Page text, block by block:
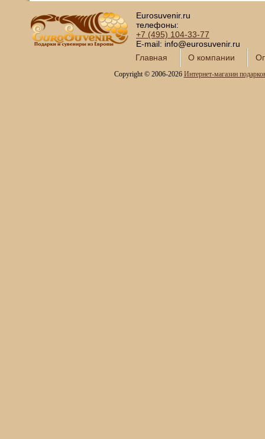
Eurosuvenir.ru
телефоны:
+7 (495) 104-33-77
E-mail: info@eurosuvenir.ru
Главная
О компании
Copyright © 2006-2026 Интернет-магазин